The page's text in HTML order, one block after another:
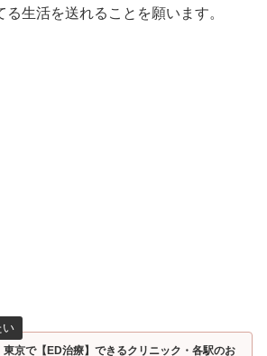
る生活を送れることを願います。
東京で【ED治療】できるクリニック・各駅のお